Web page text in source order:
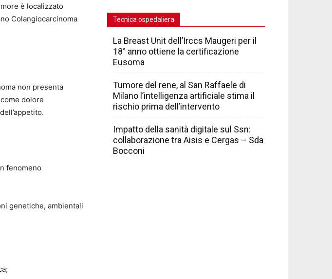
è localizzato
Colangiocarcinoma
non presenta
dolore
fenomeno
genetiche, ambientali
Tecnica ospedaliera
La Breast Unit dell’Irccs Maugeri per il
18° anno ottiene la certificazione
Eusoma
Tumore del rene, al San Raffaele di
Milano l’intelligenza artificiale stima il
rischio prima dell’intervento
Impatto della sanità digitale sul Ssn:
collaborazione tra Aisis e Cergas – Sda
Bocconi